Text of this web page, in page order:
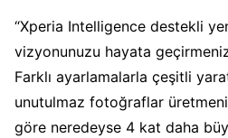
— Sony | Xperia
“Xperia Intelligence destekli
vizyonunuzu hayata
Farklı ayarlamalarla çeşitli
unutulmaz fotoğraflar
göre neredeyse 4 kat daha